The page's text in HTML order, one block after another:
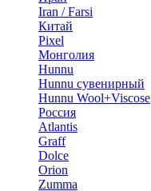
Iran / Farsi
Китай
Pixel
Монголия
Hunnu
Hunnu сувенирный
Hunnu Wool+Viscose
Россия
Atlantis
Graff
Dolce
Orion
Zumma